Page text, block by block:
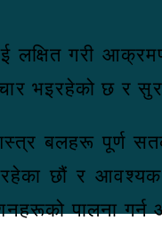
लक्षित गरी
भइरहेको छ र
बलहरू पूर्ण
छौं र आवश्यक